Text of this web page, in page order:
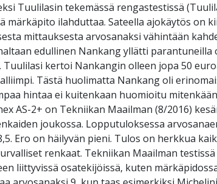
Tuulilasin tekemässä rengastestissä
märkäpito ilahduttaa. Sateella ajokäytös on
mittauksesta arvosanaksi vähintään
edullinen Nankang yllätti
kertoi Nankangin olleen jopa 50
Tästä huolimatta Nankang oli
hintaa ei kuitenkaan huomioitu
AS-2+ on Tekniikan Maailman (8/2016)
joukossa. Lopputuloksessa
Ero on häilyvän pieni. Tulos on herkkua
renkaat. Tekniikan Maailman
liittyvissä osatekijöissä, kuten